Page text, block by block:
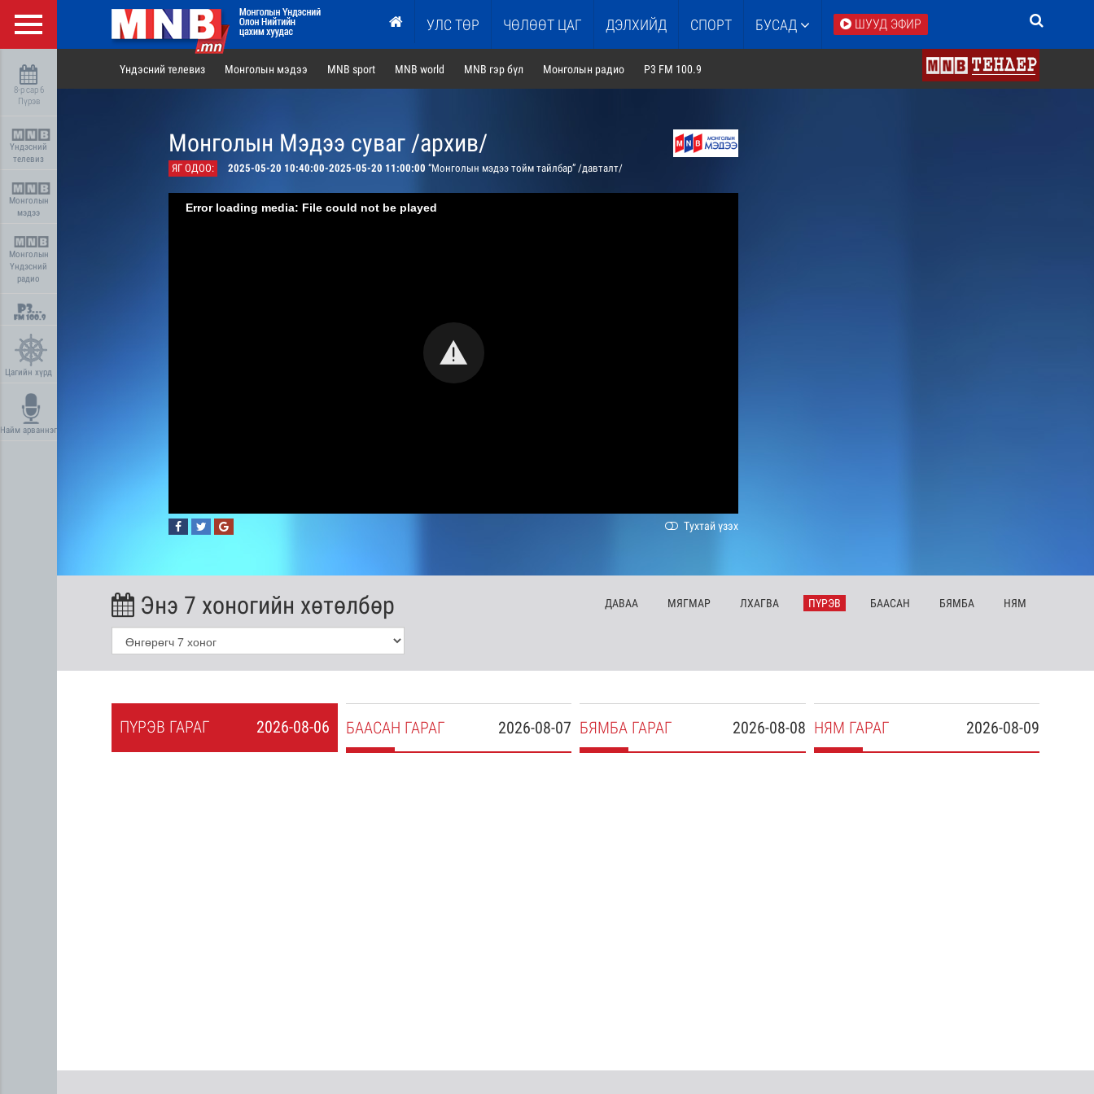
УЛС ТӨР ЧӨЛӨӨТ ЦАГ ДЭЛХИЙД СПОРТ БУСАД ШУУД ЭФИР
8-р сар 6
Пүрэв
Үндэсний
телевиз
Монголын
мэдээ
Монголын
Үндэсний
радио
Цагийн хүрд
Найм арваннэг
Үндэсний телевиз Монголын мэдээ MNB sport MNB world MNB гэр бүл Монголын радио P3 FM 100.9
Монголын Мэдээ суваг /архив/
ЯГ ОДОО: 2025-05-20 10:40:00-2025-05-20 11:00:00 “Монголын мэдээ тойм тайлбар” /давталт/
Error loading media: File could not be played
Тухтай үзэх
Энэ 7 хоногийн хөтөлбөр ДАВАА МЯГМАР ЛХАГВА ПҮРЭВ БААСАН БЯМБА НЯМ
2026-08-06
ПҮРЭВ ГАРАГ 2026-08-07
БААСАН ГАРАГ 2026-08-08
БЯМБА ГАРАГ 2026-08-09
НЯМ ГАРАГ